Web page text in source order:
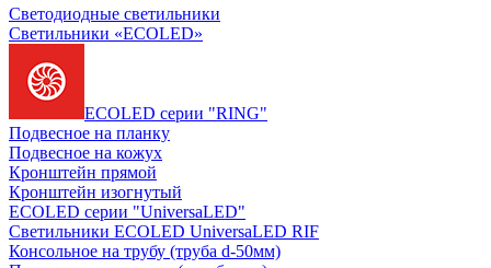
Светодиодные светильники
Светильники «ECOLED»
ECOLED серии "RING"
Подвесное на планку
Подвесное на кожух
Кронштейн прямой
Кронштейн изогнутый
ECOLED серии "UniversaLED"
Светильники ECOLED UniversaLED RIF
Консольное на трубу (труба d-50мм)